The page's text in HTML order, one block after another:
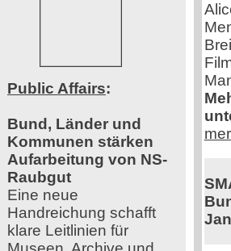
Public Affairs:
Bund, Länder und
Kommunen stärken
Aufarbeitung von NS-
Raubgut
Eine neue
Handreichung schafft
klare Leitlinien für